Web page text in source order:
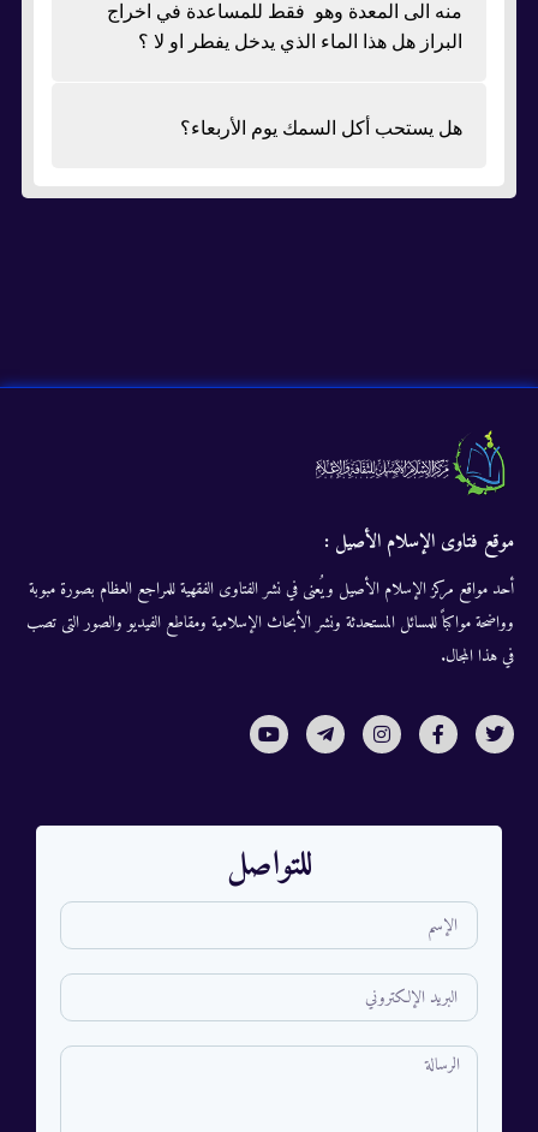
منه الى المعدة وهو فقط للمساعدة في اخراج
البراز هل هذا الماء الذي يدخل يفطر او لا ؟
هل يستحب أكل السمك يوم الأربعاء؟
موقع فتاوى الإسلام الأصيل :
أحد مواقع مركز الإسلام الأصيل ويُعنى في نشر الفتاوى الفقهية للمراجع العظام بصورة مبوبة
وواضحة مواكباً للمسائل المستحدثة ونشر الأبحاث الإسلامية ومقاطع الفيديو والصور التى تصب
في هذا المجال.
للتواصل